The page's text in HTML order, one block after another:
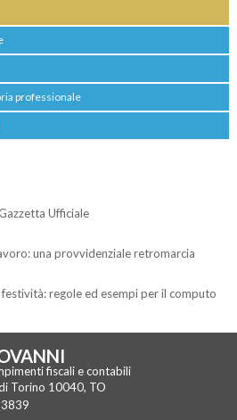
professionale
Ufficiale
una provvidenziale retromarcia
regole ed esempi per il computo
fiscali e contabili
Torino 10040, TO